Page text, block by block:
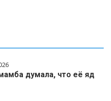
думала, что её яд